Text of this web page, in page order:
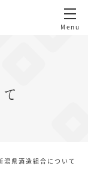
潟県酒造組合について